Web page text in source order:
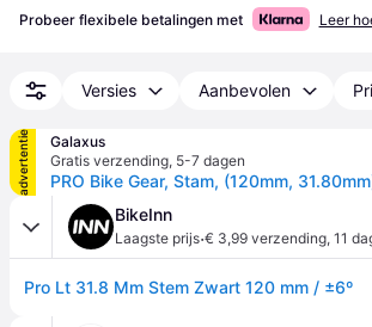
Probeer flexibele betalingen met Leer
Versies Aanbevolen
advertentie
Galaxus
Gratis verzending, 5-7 dagen
PRO Bike Gear, Stam, (120mm,
BikeInn
Laagste prijs·€ 3,99 verzending, 11
Pro Lt 31.8 Mm Stem Zwart 120 mm / ±6º